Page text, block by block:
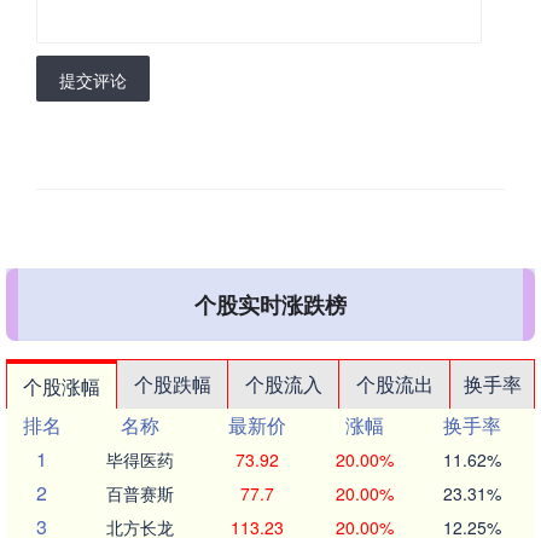
提交评论
个股实时涨跌榜
个股涨幅 个股跌幅 个股流入 个股流出
换手率
排名
名称 最新价 涨幅
换手率
1
毕得医药 73.92 20.00% 11.62%
2 百普赛斯 77.7 20.00% 23.31%
3 北方长龙 113.23 20.00% 12.25%